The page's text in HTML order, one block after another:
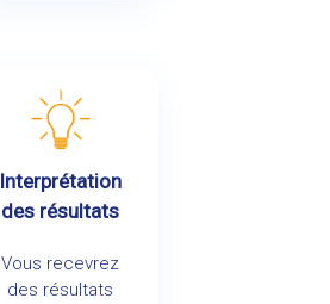
Interprétation
des résultats
Vous recevrez
des résultats